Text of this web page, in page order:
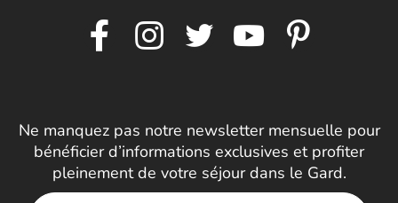
Ne manquez pas notre newsletter mensuelle pour
bénéficier d’informations exclusives et profiter
pleinement de votre séjour dans le Gard.